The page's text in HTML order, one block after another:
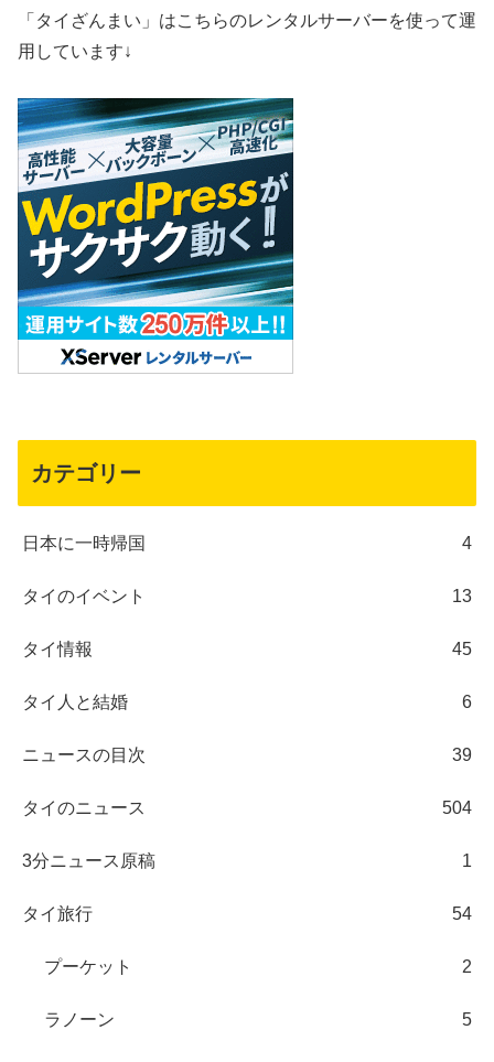
「タイざんまい」はこちらのレンタルサーバーを使って運
用しています↓
カテゴリー
日本に一時帰国 4
タイのイベント 13
タイ情報 45
タイ人と結婚 6
ニュースの目次 39
タイのニュース 504
3分ニュース原稿 1
タイ旅行 54
プーケット 2
ラノーン 5